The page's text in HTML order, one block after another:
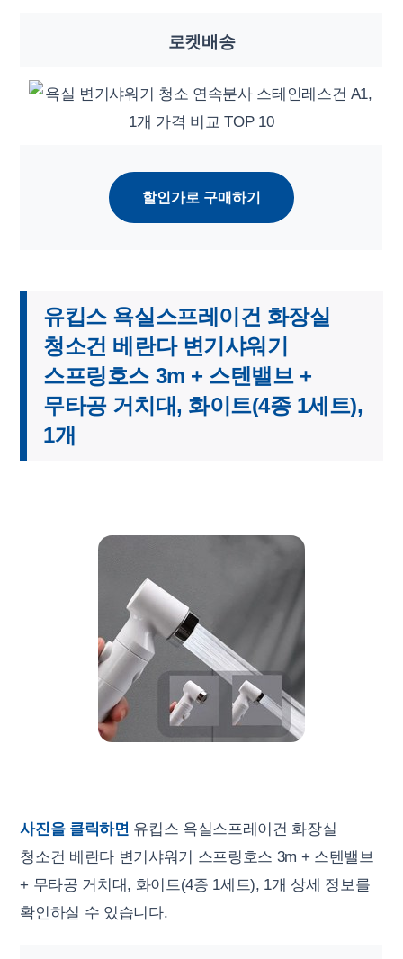
로켓배송
할인가로 구매하기
유킵스 욕실스프레이건 화장실
청소건 베란다 변기샤워기
스프링호스 3m + 스텐밸브 +
무타공 거치대, 화이트(4종 1세트),
1개
사진을 클릭하면 유킵스 욕실스프레이건 화장실
청소건 베란다 변기샤워기 스프링호스 3m + 스텐밸브
+ 무타공 거치대, 화이트(4종 1세트), 1개 상세 정보를
확인하실 수 있습니다.